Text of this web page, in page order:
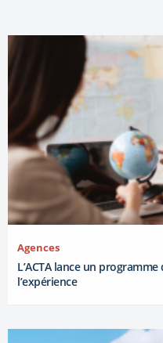
Agences
L’ACTA lance un
l’expérience